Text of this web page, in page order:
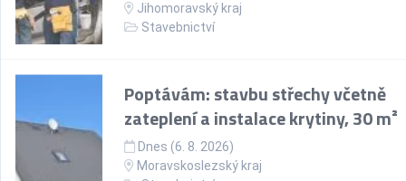
Jihomoravský kraj
Stavebnictví
Poptávám: stavbu střechy včetně
zateplení a instalace krytiny, 30 m²
Dnes (6. 8. 2026)
Moravskoslezský kraj